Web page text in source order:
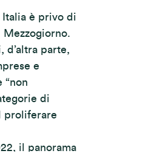
Italia è privo di
Mezzogiorno.
d’altra parte,
e
di
proliferare
il panorama